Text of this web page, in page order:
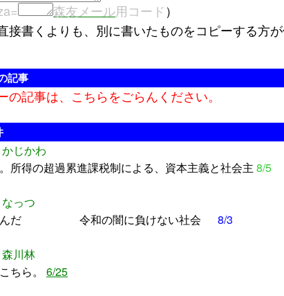
森友メール用コード）
接書くよりも、別に書いたものをコピーする方
記事
の記事は、こちらをごらんください。
かじかわ
所得の超過累進課税制による、資本主義と社会主 8/5
なっつ
学んだ 令和の闇に負けない社会
8/3
森川林
ちら。 6/25